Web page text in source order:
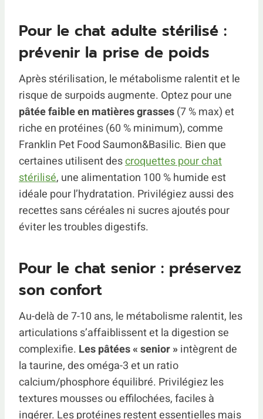
Pour le chat adulte stérilisé :
prévenir la prise de poids
Après stérilisation, le métabolisme ralentit et le
risque de surpoids augmente. Optez pour une
pâtée faible en matières grasses(7 % max) et
riche en protéines (60 % minimum), comme
Franklin Pet Food Saumon&Basilic. Bien que
certaines utilisent descroquettes pour chat
stérilisé, une alimentation 100 % humide est
idéale pour l’hydratation. Privilégiez aussi des
recettes sans céréales ni sucres ajoutés pour
éviter les troubles digestifs.
Pour le chat senior : préservez
son confort
Au-delà de 7-10 ans, le métabolisme ralentit, les
articulations s’affaiblissent et la digestion se
complexifie. Les pâtées « senior »intègrent de
la taurine, des oméga-3 et un ratio
calcium/phosphore équilibré. Privilégiez les
textures mousses ou effilochées, faciles à
ingérer. Les protéines restent essentielles mais